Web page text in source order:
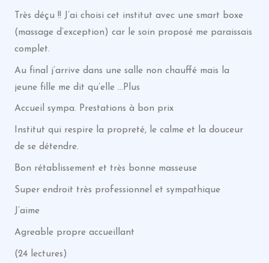
Très déçu !! J’ai choisi cet institut avec une smart boxe
(massage d’exception) car le soin proposé me paraissais
complet.
Au final j’arrive dans une salle non chauffé mais la
jeune fille me dit qu’elle …Plus
Accueil sympa. Prestations à bon prix
Institut qui respire la propreté, le calme et la douceur
de se détendre.
Bon rétablissement et très bonne masseuse
Super endroit très professionnel et sympathique
J’aime
Agreable propre accueillant
(24 lectures)